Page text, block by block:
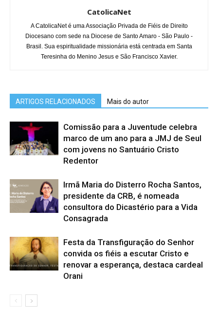
CatolicaNet
A CatolicaNet é uma Associação Privada de Fiéis de Direito
Diocesano com sede na Diocese de Santo Amaro - São Paulo -
Brasil. Sua espiritualidade missionária está centrada em Santa
Teresinha do Menino Jesus e São Francisco Xavier.
ARTIGOS RELACIONADOS Mais do autor
Comissão para a Juventude celebra
marco de um ano para a JMJ de Seul
com jovens no Santuário Cristo
Redentor
Irmã Maria do Disterro Rocha Santos,
presidente da CRB, é nomeada
consultora do Dicastério para a Vida
Consagrada
Festa da Transfiguração do Senhor
convida os fiéis a escutar Cristo e
renovar a esperança, destaca cardeal
Orani